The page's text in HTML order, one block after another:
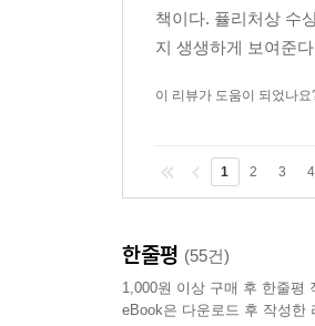
책이다. 퓰리처상 수
지 생생하게 보여준
이 리뷰가 도움이 되었나요
1 2 3 4
한줄평 (55건)
1,000원 이상 구매 후 한줄평
eBook은 다운로드 후 작성한